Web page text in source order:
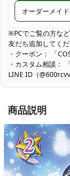
収納方法
商品状態
淡・濃色の組み合
あります。着用前
場所で色分けして
オーダーメイ
※PCでご覧の方な
友だち追加してくだ
・クーポン： 「
・カスタム相談：
LINE ID（
商品説明